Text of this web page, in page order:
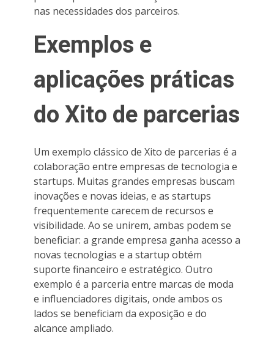
nas necessidades dos parceiros.
Exemplos e
aplicações práticas
do Xito de parcerias
Um exemplo clássico de Xito de parcerias é a
colaboração entre empresas de tecnologia e
startups. Muitas grandes empresas buscam
inovações e novas ideias, e as startups
frequentemente carecem de recursos e
visibilidade. Ao se unirem, ambas podem se
beneficiar: a grande empresa ganha acesso a
novas tecnologias e a startup obtém
suporte financeiro e estratégico. Outro
exemplo é a parceria entre marcas de moda
e influenciadores digitais, onde ambos os
lados se beneficiam da exposição e do
alcance ampliado.